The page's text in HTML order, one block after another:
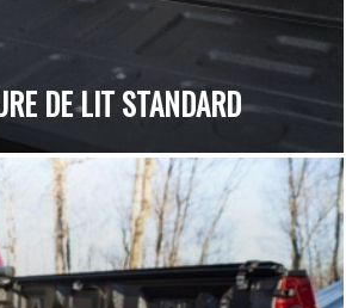
DE LIT STANDARD